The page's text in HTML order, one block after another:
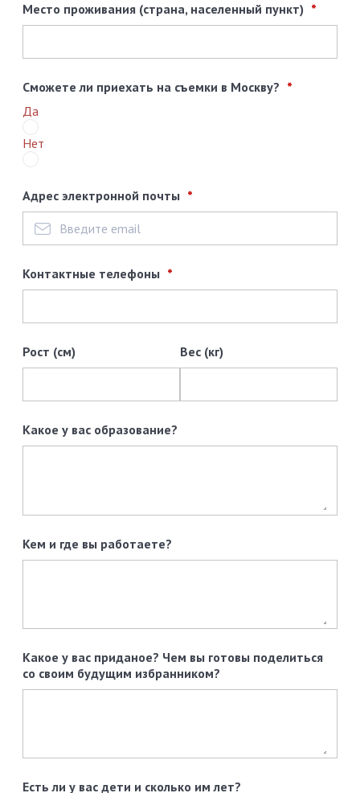
Место проживания (страна, населенный пункт)
Сможете ли приехать на съемки в Москву?
Да
Нет
Адрес электронной почты
Контактные телефоны
Рост (см) Вес (кг)
Какое у вас образование?
Кем и где вы работаете?
Какое у вас приданое? Чем вы готовы поделиться
со своим будущим избранником?
Есть ли у вас дети и сколько им лет?